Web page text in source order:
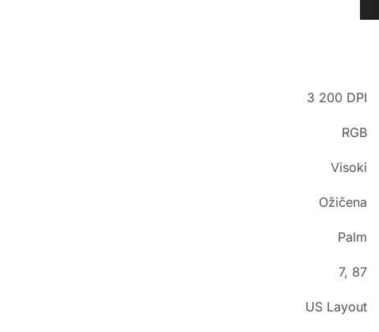
3 200 DPI
RGB
Visoki
Ožičena
Palm
7, 87
US Layout